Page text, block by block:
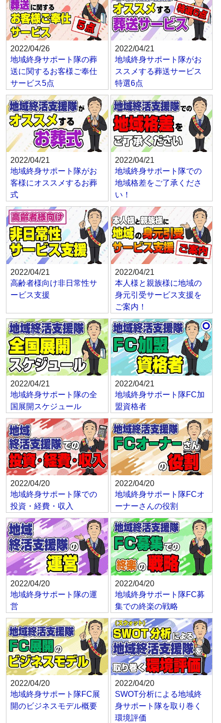
2022/04/26
地域終身サポート隊の葬
送に関するお客様ご奉仕
サービス5点
2022/04/21
地域終身サポート隊がお
ススメする葬送サービス
特選6点
2022/04/21
地域終身サポート隊がお
客様にオススメするお葬
式
2022/04/21
地域終身サポート隊での
地域格差をご了承くださ
い！
2022/04/21
高齢者様向け非日常性サ
ービス支援
2022/04/21
本人様と親族様に地域の
身元引受サービス支援を
ご案内！
2022/04/21
地域終身サポート隊の全
国展開スケジュール
2022/04/21
地域終身サポート隊FC加
盟資格者
2022/04/20
地域終身サポート隊での
投資・経費・収入
2022/04/20
地域終身サポート隊FCオ
ーナーさんの役割
2022/04/20
地域終身サポート隊の運
営
2022/04/20
地域終身サポート隊FC募
集での終楽の戦略
2022/04/20
地域終身サポート隊FC展
開のビジネスモデル概要
2022/04/20
SWOT分析による地域終
身サポート隊を取り巻く
環境評価